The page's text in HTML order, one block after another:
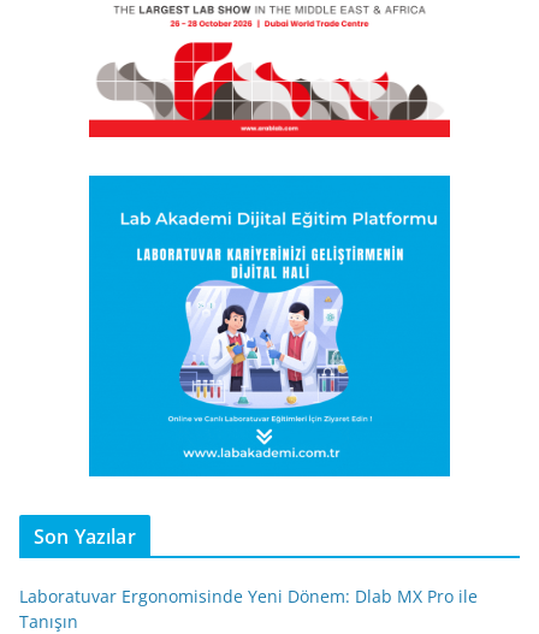
Son Yazılar
Laboratuvar Ergonomisinde Yeni Dönem: Dlab MX Pro ile
Tanışın